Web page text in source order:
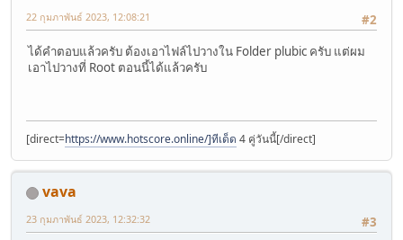
#2
22 กุมภาพันธ์ 2023, 12:08:21
ได้คำตอบแล้วครับ ต้องเอาไฟล์ไปวางใน Folder plubic ครับ แต่ผม
เอาไปวางที่ Root ตอนนี้ได้แล้วครับ
[direct=https://www.hotscore.online/]ทีเด็ด 4 คู่วันนี้[/direct]
vava
#3
23 กุมภาพันธ์ 2023, 12:32:32